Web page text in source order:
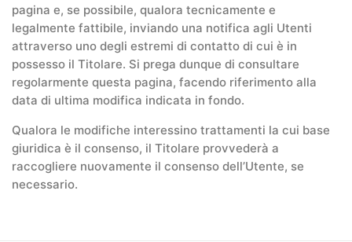
pagina e, se possibile, qualora tecnicamente e
legalmente fattibile, inviando una notifica agli Utenti
attraverso uno degli estremi di contatto di cui è in
possesso il Titolare. Si prega dunque di consultare
regolarmente questa pagina, facendo riferimento alla
data di ultima modifica indicata in fondo.
Qualora le modifiche interessino trattamenti la cui base
giuridica è il consenso, il Titolare provvederà a
raccogliere nuovamente il consenso dell’Utente, se
necessario.